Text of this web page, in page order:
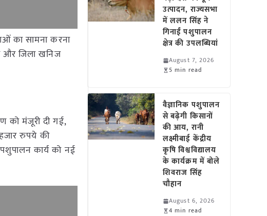
का सामना करना
और जिला खनिज
को मंजूरी दी गई,
रुपये की
कार्य को नई
उत्पादन, राज्यसभा
में ललन सिंह ने
गिनाईं पशुपालन
क्षेत्र की उपलब्धियां
August 7, 2026
5 min read
वैज्ञानिक पशुपालन
से बढ़ेगी किसानों
की आय, रानी
लक्ष्मीबाई केंद्रीय
कृषि विश्वविद्यालय
के कार्यक्रम में बोले
शिवराज सिंह
चौहान
August 6, 2026
4 min read